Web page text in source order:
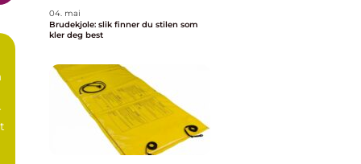
04. mai
Brudekjole: slik finner du stilen som
kler deg best